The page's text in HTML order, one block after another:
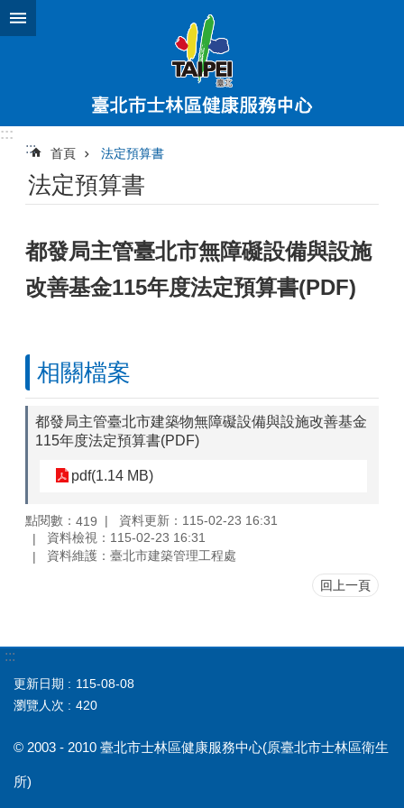
跳到主要內容區塊
:::
:::
首頁 法定預算書
法定預算書
都發局主管臺北市無障礙設備與設施
改善基金115年度法定預算書(PDF)
相關檔案
都發局主管臺北市建築物無障礙設備與設施改善基金
115年度法定預算書(PDF)
pdf(1.14 MB)
點閱數： 419
資料更新：115-02-23 16:31
資料檢視：115-02-23 16:31
資料維護：臺北市建築管理工程處
回上一頁
:::
更新日期
115-08-08
瀏覽人次
420
© 2003 - 2010 臺北市士林區健康服務中心(原臺北市士林區衛生
所)